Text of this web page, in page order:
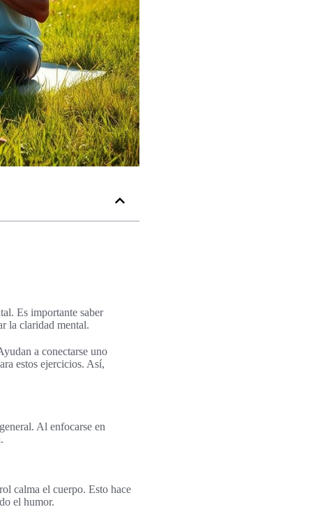
Es importante saber
la claridad mental.
a conectarse uno
estos ejercicios. Así,
Al enfocarse en
calma el cuerpo. Esto hace
el humor.